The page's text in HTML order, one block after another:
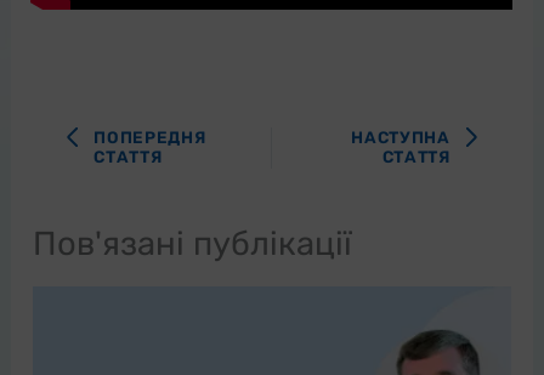
ПОПЕРЕДНЯ
СТАТТЯ
НАСТУПНА
СТАТТЯ
Пов'язані публікації